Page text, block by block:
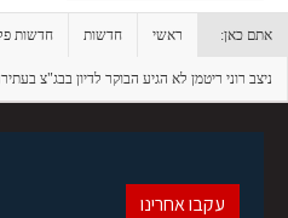
אתם כאן: ראשי חדשות חדשות
ניצב רוני ריטמן לא הגיע הבוקר לדיון בבג"צ
עקבו אחרינו